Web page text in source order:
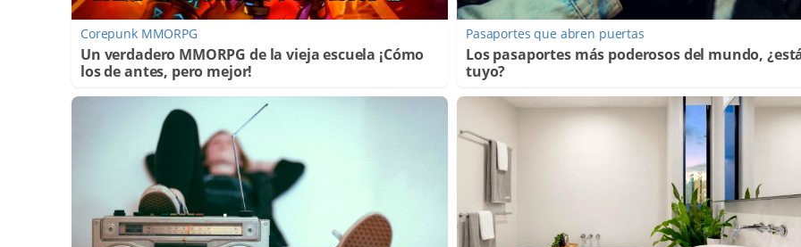
Corepunk MMORPG
Un verdadero MMORPG de la vieja escuela ¡Cómo
los de antes, pero mejor!
Pasaportes que abren puertas
Los pasaportes más poderosos del mundo,
tuyo?